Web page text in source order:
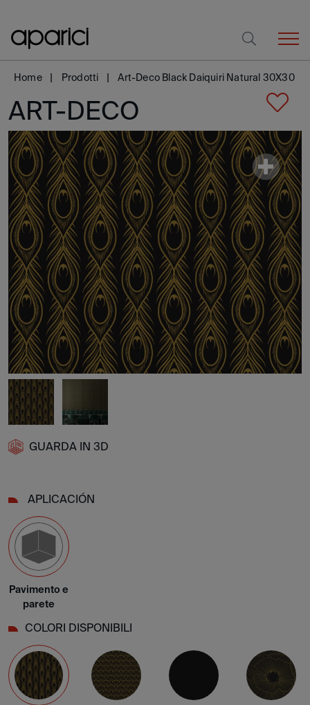
Home Prodotti Art-Deco Black Daiquiri Natural 30X30
ART-DECO
GUARDA IN 3D
APLICACIÓN
Pavimento e
parete
COLORI DISPONIBILI